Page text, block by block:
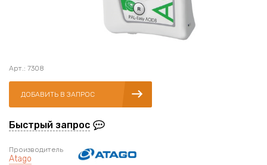
Арт.: 7308
ДОБАВИТЬ В ЗАПРОС
Быстрый запрос
Производитель
Atago